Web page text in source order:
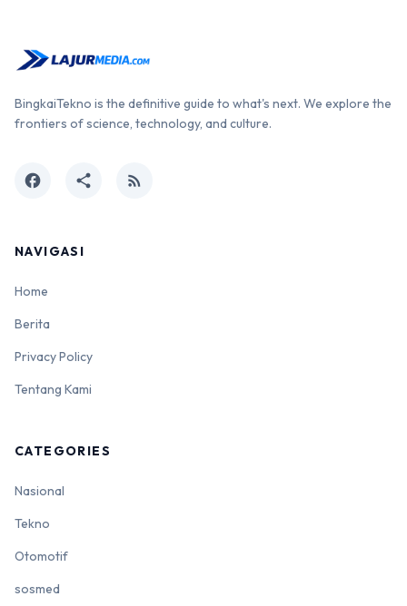
BingkaiTekno is the definitive guide to what's next. We explore the
frontiers of science, technology, and culture.
facebook share rss_feed
NAVIGASI
Home
Berita
Privacy Policy
Tentang Kami
CATEGORIES
Nasional
Tekno
Otomotif
sosmed